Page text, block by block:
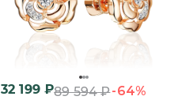
32 199₽89 594₽-64%